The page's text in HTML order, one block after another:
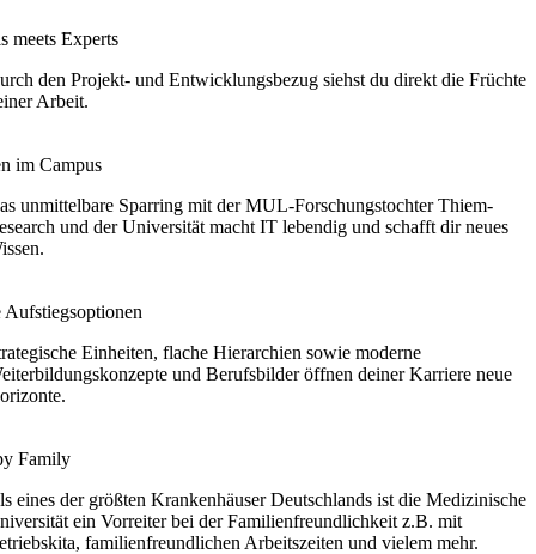
meets Experts
den Projekt- und Entwicklungsbezug siehst du direkt die Früchte
Arbeit.
im Campus
unmittelbare Sparring mit der MUL-Forschungstochter Thiem-
und der Universität macht IT lebendig und schafft dir neues
Aufstiegsoptionen
Einheiten, flache Hierarchien sowie moderne
und Berufsbilder öffnen deiner Karriere neue
Family
eines der größten Krankenhäuser Deutschlands ist die Medizinische
ein Vorreiter bei der Familienfreundlichkeit z.B. mit
familienfreundlichen Arbeitszeiten und vielem mehr.